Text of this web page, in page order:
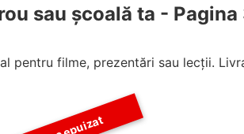
sau școală ta - Pagina
pentru filme, prezentări sau lecții.